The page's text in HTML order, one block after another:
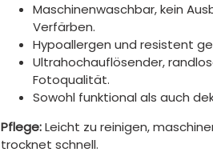
Maschinenwaschbar, kein
Verfärben.
Hypoallergen und resistent
Ultrahochauflösender,
Fotoqualität.
Sowohl funktional als auch
Pflege:Leicht zu reinigen,
trocknet schnell.